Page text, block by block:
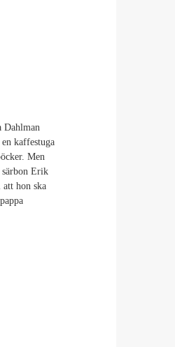
Dahlman
kaffestuga
Men
Erik
hon ska